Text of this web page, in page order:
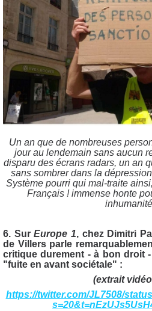
Un an que de nombreuses
jour au lendemain sans aucun
disparu des écrans radars, un an
sans sombrer dans la
Système pourri qui mal-traite
Français ! immense honte
6. SurEurope 1, chez Dimitri
de Villers parle
critique durement - à bon droit
"fuite en avant sociétale" :
(extrait
https://twitter.com/JL7508/